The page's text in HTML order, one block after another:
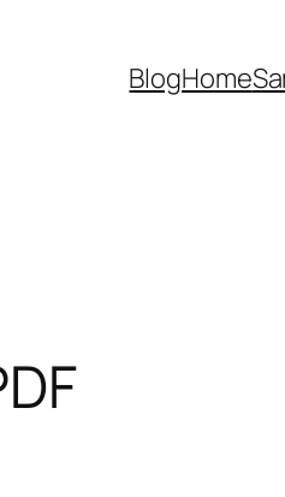
BlogHome